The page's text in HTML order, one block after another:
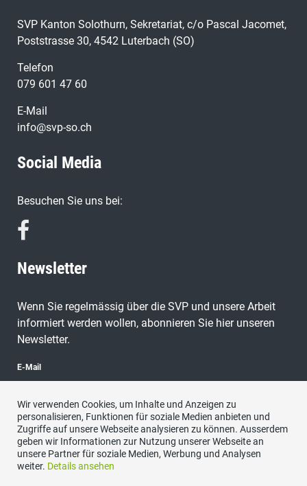
SVP Kanton Solothurn, Sekretariat, c/o Pascal Jacomet,
Poststrasse 30, 4542 Luterbach (SO)
Telefon
079 601 47 60
E-Mail
info@svp-so.ch
Social Media
Besuchen Sie uns bei:
Newsletter
Wenn Sie regelmässig über die SVP und unsere Arbeit
informiert werden wollen, abonnieren Sie hier unseren
Newsletter.
E-Mail
abonnieren
Wir verwenden Cookies, um Inhalte und Anzeigen zu
personalisieren, Funktionen für soziale Medien anbieten und
Zugriffe auf unsere Webseite analysieren zu können. Ausserdem
geben wir Informationen zur Nutzung unserer Webseite an
unsere Partner für soziale Medien, Werbung und Analysen
weiter. Details ansehen